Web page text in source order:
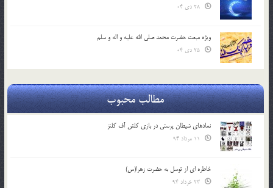
ویژه مبعث حضرت محمد صلی الله علیه و اله و سلم
مطالب محبوب
نمادهای شیطان پرستی در بازی کلش آف کلنز
خاطره ای از توسل به حضرت زهرا(س)